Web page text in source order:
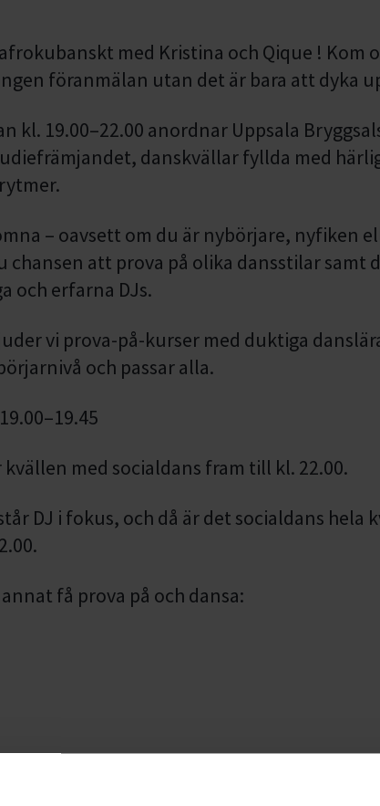
med Kristina och Qique ! Kom
föranmälan utan det är bara att dyka
kl. 19.00–22.00 anordnar Uppsala
danskvällar fyllda med
– oavsett om du är nybörjare, nyfiken
chansen att prova på olika dansstilar samt
och erfarna DJs.
vi prova-på-kurser med duktiga
och passar alla.
med socialdans fram till kl. 22.00.
DJ i fokus, och då är det socialdans hela
få prova på och dansa: